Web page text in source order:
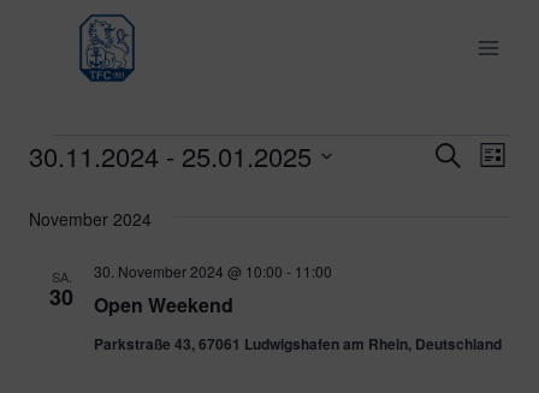
springen
Veranstaltungen SucheListe
30.11.2024 - 25.01.2025
wählen.
November 2024
SA.
30 Open Weekend
30. November 2024 @ 10:00 - 11:00
Parkstraße 43, 67061 Ludwigshafen am Rhein, Deutschland